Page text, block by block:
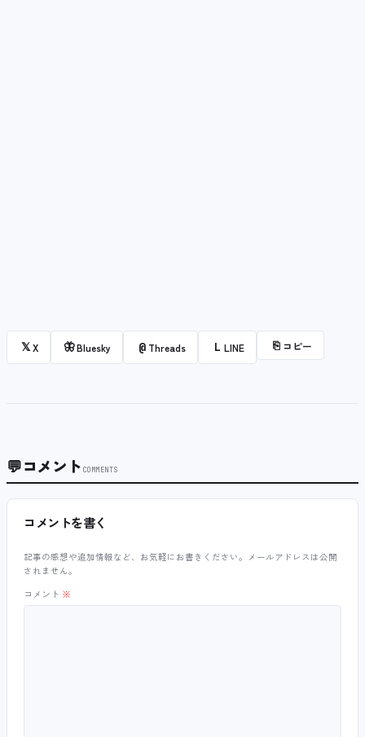
𝕏X 🦋Bluesky @ Threads L LINE ⎘ コピー
💬コメント COMMENTS
コメントを書く
記事の感想や追加情報など、お気軽にお書きください。メールアドレスは公開
されません。
コメント ※